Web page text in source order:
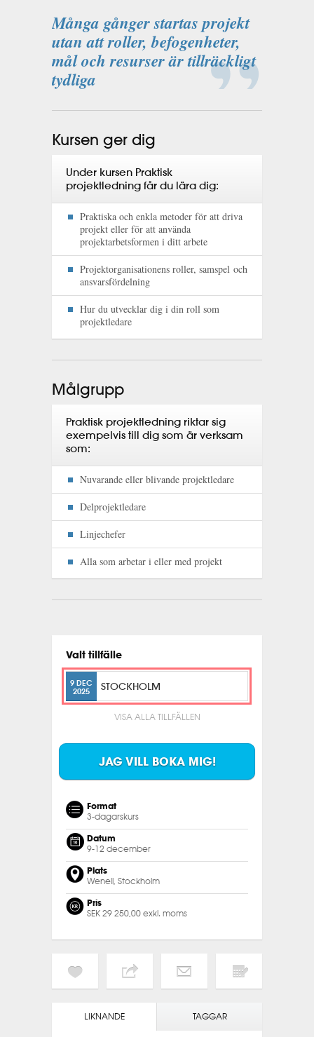
Många gånger startas projekt
utan att roller, befogenheter,
mål och resurser är tillräckligt
tydliga
Kursen ger dig
Under kursen Praktisk
projektledning får du lära dig:
Praktiska och enkla metoder för att driva
projekt eller för att använda
projektarbetsformen i ditt arbete
Projektorganisationens roller, samspel och
ansvarsfördelning
Hur du utvecklar dig i din roll som
projektledare
Målgrupp
Praktisk projektledning riktar sig
exempelvis till dig som är verksam
som:
Nuvarande eller blivande projektledare
Delprojektledare
Linjechefer
Alla som arbetar i eller med projekt
Valt tillfälle
9 DEC
2025
STOCKHOLM
VISA ALLA TILLFÄLLEN
JAG VILL BOKA MIG!
Format
3-dagarskurs
Datum
9-12 december
Plats
Wenell, Stockholm
Pris
SEK 29 250,00 exkl. moms
LIKNANDE TAGGAR